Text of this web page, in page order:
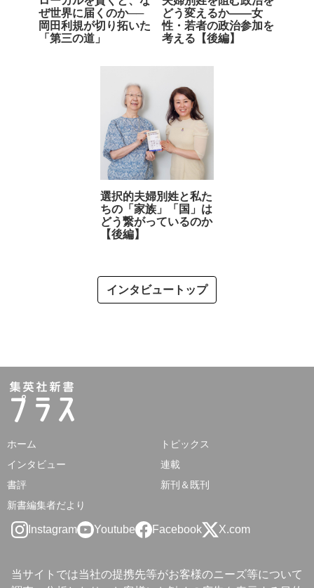
ぜ世界に届くのか──
岡田利規が切り拓いた
「第三の道」
どう変えるか――女
性・若者の政治参加を
考える【後編】
選択的夫婦別姓と私た
ちの「家族」「国」は
どう繋がっているのか
【後編】
インタビュートップ
ホーム
トピックス
インタビュー
連載
書評
新刊＆既刊
新書編集者だより
Instagram Youtube Facebook X.com
当サイトでは当社の提携先等がお客様のニーズ等について